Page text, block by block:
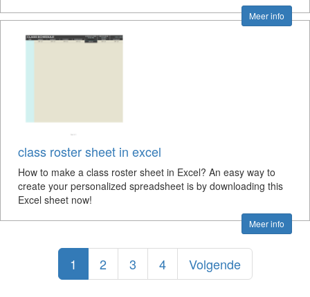
Meer info
class roster sheet in excel
How to make a class roster sheet in Excel? An easy way to
create your personalized spreadsheet is by downloading this
Excel sheet now!
Meer info
1 2 3 4 Volgende